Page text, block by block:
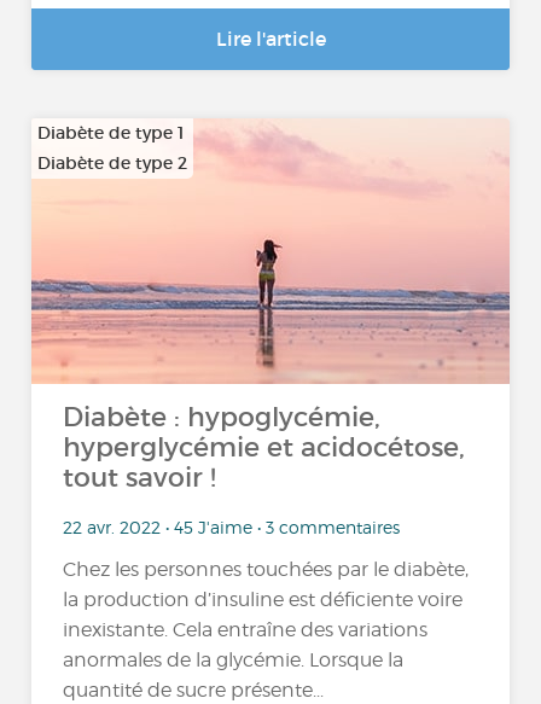
Lire l'article
Diabète de type 1
Diabète de type 2
Diabète : hypoglycémie,
hyperglycémie et acidocétose,
tout savoir !
22 avr. 2022 • 45 J'aime • 3 commentaires
Chez les personnes touchées par le diabète,
la production d’insuline est déficiente voire
inexistante. Cela entraîne des variations
anormales de la glycémie. Lorsque la
quantité de sucre présente...